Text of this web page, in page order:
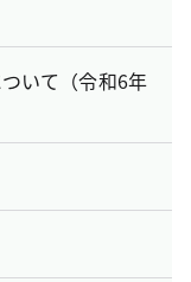
いて（令和6年